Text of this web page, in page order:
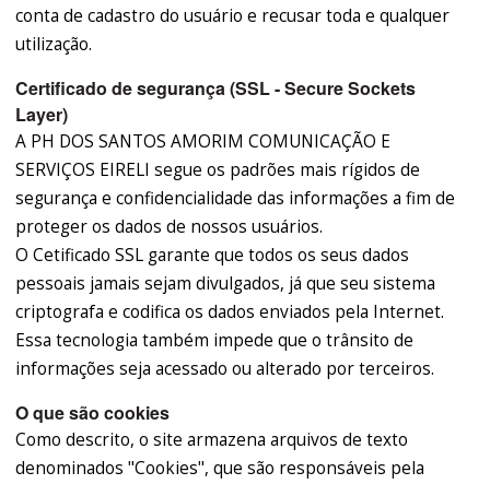
conta de cadastro do usuário e recusar toda e qualquer
utilização.
Certificado de segurança (SSL - Secure Sockets
Layer)
A PH DOS SANTOS AMORIM COMUNICAÇÃO E
SERVIÇOS EIRELI segue os padrões mais rígidos de
segurança e confidencialidade das informações a fim de
proteger os dados de nossos usuários.
O Cetificado SSL garante que todos os seus dados
pessoais jamais sejam divulgados, já que seu sistema
criptografa e codifica os dados enviados pela Internet.
Essa tecnologia também impede que o trânsito de
informações seja acessado ou alterado por terceiros.
O que são cookies
Como descrito, o site armazena arquivos de texto
denominados "Cookies", que são responsáveis pela